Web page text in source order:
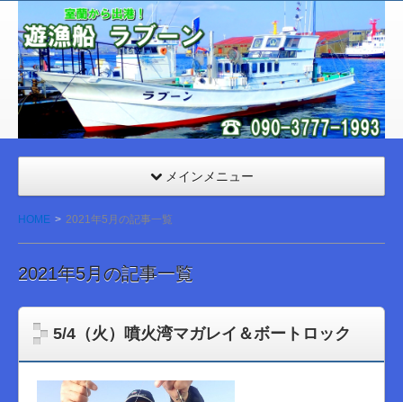
室
蘭
遊漁
船
ラブ
ーン
メインメニュー
HOME 2021年5月の記事一覧
2021年5月の記事一覧
5/4（火）噴火湾マガレイ＆ボートロック